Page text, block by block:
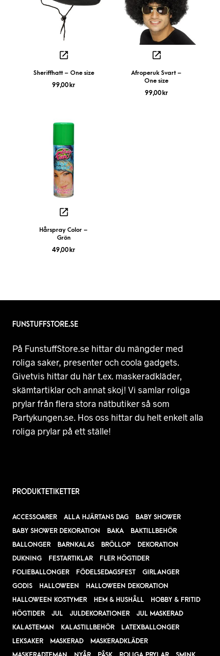
Sheriffhatt – One size
99,00 kr
Afroperuk Svart –
One size
99,00 kr
Hårspray Color –
Grön
49,00 kr
FUNSTUFFSTORE.SE
På FunstuffStore.se hittar du mängder med
roliga saker, presenter och coola gadgets.
Givetvis hittar du här t.ex. maskeradkläder,
skämtartiklar och annat skoj! Vi samlar roliga
prylar från flera stora nätbutiker så som
Partykungen.se. Hos oss hittar du helt enkelt alla
roliga prylar på ett ställe!
PRODUKTETIKETTER
ACCESSOARER ALLA HJÄRTANS DAG
BABY SHOWER
BABY SHOWER DEKORATION
BAKA
BAKTILLBEHÖR
BALLONGER
BARNKALAS BRÖLLOP
DEKORATION
DUKNING
FESTARTIKLAR
FLER HÖGTIDER
FOLIEBALLONGER
FÖDELSEDAGSFEST
GIRLANGER
GODIS
HALLOWEEN
HALLOWEEN DEKORATION
HALLOWEEN KOSTYMER
HEM & HUSHÅLL
HOBBY & FRITID
HÖGTIDER
JUL JULDEKORATIONER
JUL MASKERAD
KALASTEMAN
KALASTILLBEHÖR
LATEXBALLONGER
LEKSAKER
MASKERAD
MASKERADKLÄDER